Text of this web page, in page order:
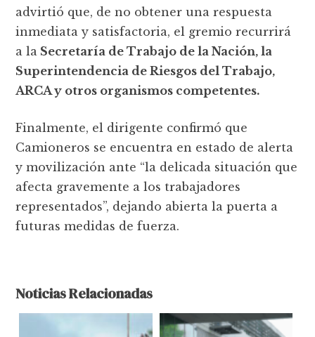
advirtió que, de no obtener una respuesta
inmediata y satisfactoria, el gremio recurrirá
a la Secretaría de Trabajo de la Nación, la
Superintendencia de Riesgos del Trabajo,
ARCA y otros organismos competentes.
Finalmente, el dirigente confirmó que
Camioneros se encuentra en estado de alerta
y movilización ante “la delicada situación que
afecta gravemente a los trabajadores
representados”, dejando abierta la puerta a
futuras medidas de fuerza.
Noticias Relacionadas